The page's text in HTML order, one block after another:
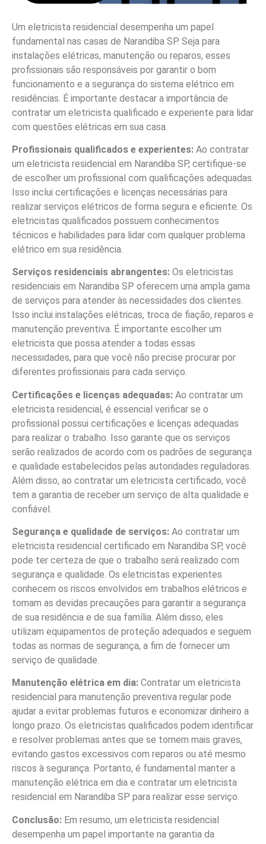
Um eletricista residencial desempenha um papel
fundamental nas casas de Narandiba SP. Seja para
instalações elétricas, manutenção ou reparos, esses
profissionais são responsáveis por garantir o bom
funcionamento e a segurança do sistema elétrico em
residências. É importante destacar a importância de
contratar um eletricista qualificado e experiente para lidar
com questões elétricas em sua casa.
Profissionais qualificados e experientes: Ao contratar
um eletricista residencial em Narandiba SP, certifique-se
de escolher um profissional com qualificações adequadas.
Isso inclui certificações e licenças necessárias para
realizar serviços elétricos de forma segura e eficiente. Os
eletricistas qualificados possuem conhecimentos
técnicos e habilidades para lidar com qualquer problema
elétrico em sua residência.
Serviços residenciais abrangentes: Os eletricistas
residenciais em Narandiba SP oferecem uma ampla gama
de serviços para atender às necessidades dos clientes.
Isso inclui instalações elétricas, troca de fiação, reparos e
manutenção preventiva. É importante escolher um
eletricista que possa atender a todas essas
necessidades, para que você não precise procurar por
diferentes profissionais para cada serviço.
Certificações e licenças adequadas: Ao contratar um
eletricista residencial, é essencial verificar se o
profissional possui certificações e licenças adequadas
para realizar o trabalho. Isso garante que os serviços
serão realizados de acordo com os padrões de segurança
e qualidade estabelecidos pelas autoridades reguladoras.
Além disso, ao contratar um eletricista certificado, você
tem a garantia de receber um serviço de alta qualidade e
confiável.
Segurança e qualidade de serviços: Ao contratar um
eletricista residencial certificado em Narandiba SP, você
pode ter certeza de que o trabalho será realizado com
segurança e qualidade. Os eletricistas experientes
conhecem os riscos envolvidos em trabalhos elétricos e
tomam as devidas precauções para garantir a segurança
de sua residência e de sua família. Além disso, eles
utilizam equipamentos de proteção adequados e seguem
todas as normas de segurança, a fim de fornecer um
serviço de qualidade.
Manutenção elétrica em dia: Contratar um eletricista
residencial para manutenção preventiva regular pode
ajudar a evitar problemas futuros e economizar dinheiro a
longo prazo. Os eletricistas qualificados podem identificar
e resolver problemas antes que se tornem mais graves,
evitando gastos excessivos com reparos ou até mesmo
riscos à segurança. Portanto, é fundamental manter a
manutenção elétrica em dia e contratar um eletricista
residencial em Narandiba SP para realizar esse serviço.
Conclusão: Em resumo, um eletricista residencial
desempenha um papel importante na garantia da